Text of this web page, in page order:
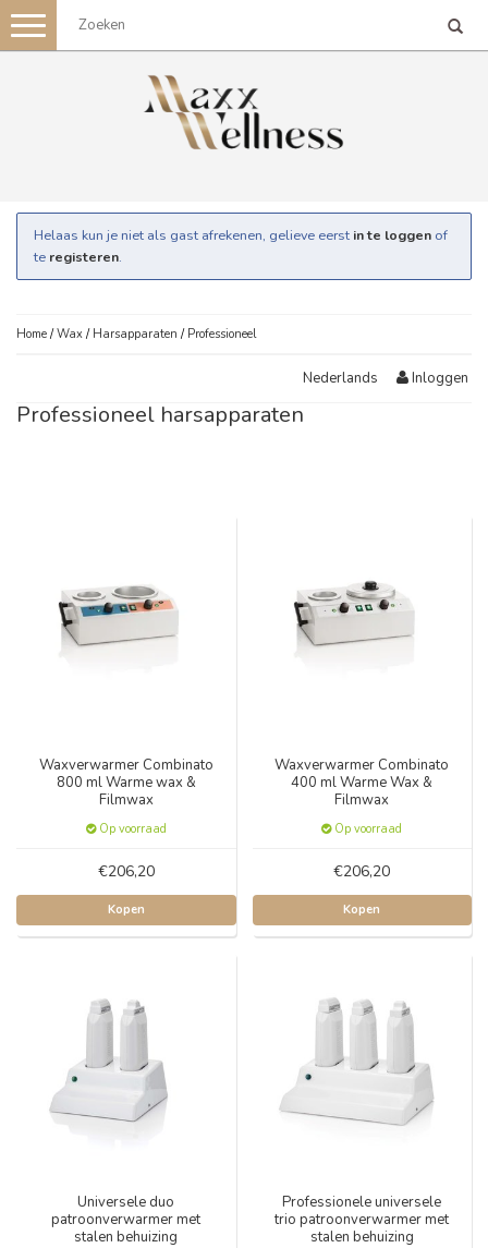
Toggle
navigation
Helaas kun je niet als gast afrekenen, gelieve eerst in te loggen of
te registeren.
Home /Wax / Harsapparaten / Professioneel
Nederlands Inloggen
Professioneel harsapparaten
Waxverwarmer Combinato
800 ml Warme wax &
Filmwax
Op voorraad
€206,20
Kopen
Waxverwarmer Combinato
400 ml Warme Wax &
Filmwax
Op voorraad
€206,20
Kopen
Universele duo
patroonverwarmer met
stalen behuizing
Professionele universele
trio patroonverwarmer met
stalen behuizing